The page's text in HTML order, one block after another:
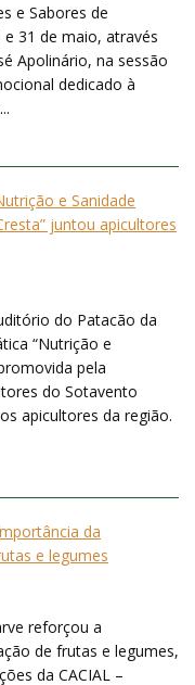
e Sabores de
31 de maio, através
Apolinário, na sessão
dedicado à
e Sanidade
juntou apicultores
do Patacão da
“Nutrição e
pela
do Sotavento
apicultores da região.
da
e legumes
reforçou a
de frutas e legumes,
da CACIAL –